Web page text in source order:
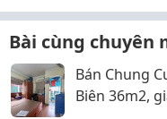
Bài cùng chuyên
Bán Chung
Biên 36m2,